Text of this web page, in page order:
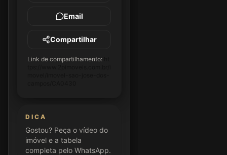
Email
Compartilhar
Link de compartilhamento:
DICA
Gostou? Peça o vídeo do
imóvel e a tabela
completa pelo WhatsApp.